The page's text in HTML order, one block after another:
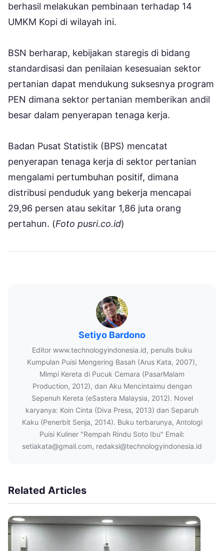
berhasil melakukan pembinaan terhadap 14
UMKM Kopi di wilayah ini.
BSN berharap, kebijakan staregis di bidang
standardisasi dan penilaian kesesuaian sektor
pertanian dapat mendukung suksesnya program
PEN dimana sektor pertanian memberikan andil
besar dalam penyerapan tenaga kerja.
Badan Pusat Statistik (BPS) mencatat
penyerapan tenaga kerja di sektor pertanian
mengalami pertumbuhan positif, dimana
distribusi penduduk yang bekerja mencapai
29,96 persen atau sekitar 1,86 juta orang
pertahun. (Foto pusri.co.id)
Setiyo Bardono
Editor www.technologyindonesia.id, penulis buku
Kumpulan Puisi Mengering Basah (Arus Kata, 2007),
Mimpi Kereta di Pucuk Cemara (PasarMalam
Production, 2012), dan Aku Mencintaimu dengan
Sepenuh Kereta (eSastera Malaysia, 2012). Novel
karyanya: Koin Cinta (Diva Press, 2013) dan Separuh
Kaku (Penerbit Senja, 2014). Buku terbarunya, Antologi
Puisi Kuliner "Rempah Rindu Soto Ibu" Email:
setiakata@gmail.com, redaksi@technologyindonesia.id
Related Articles